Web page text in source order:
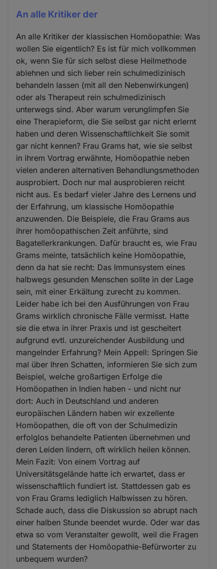
An alle Kritiker der
An alle Kritiker der klassischen Homöopathie: Was
wollen Sie eigentlich? Es ist für mich vollkommen
ok, wenn Sie für sich selbst diese Heilmethode
ablehnen und sich lieber rein schulmedizinisch
behandeln lassen (mit all den Nebenwirkungen)
oder als Therapeut rein schulmedizinisch
unterwegs sind. Aber warum verunglimpfen Sie
eine Therapieform, die Sie selbst gar nicht erlernt
haben und deren Wissenschaftlichkeit Sie somit
gar nicht kennen? Frau Grams hat, wie sie selbst
in ihrem Vortrag erwähnte, Homöopathie neben
vielen anderen alternativen Behandlungsmethoden
ausprobiert. Doch nur mal ausprobieren reicht
nicht aus. Es bedarf vieler Jahre des Lernens und
der Erfahrung, um klassische Homöopathie
anzuwenden. Die Beispiele, die Frau Grams aus
ihrer homöopathischen Zeit anführte, sind
Bagatellerkrankungen. Dafür braucht es, wie Frau
Grams meinte, tatsächlich keine Homöopathie,
denn da hat sie recht: Das Immunsystem eines
halbwegs gesunden Menschen sollte in der Lage
sein, mit einer Erkältung zurecht zu kommen.
Leider habe ich bei den Ausführungen von Frau
Grams wirklich chronische Fälle vermisst. Hatte
sie die etwa in ihrer Praxis und ist gescheitert
aufgrund evtl. unzureichender Ausbildung und
mangelnder Erfahrung? Mein Appell: Springen Sie
mal über Ihren Schatten, informieren Sie sich zum
Beispiel, welche großartigen Erfolge die
Homöopathen in Indien haben - und nicht nur
dort: Auch in Deutschland und anderen
europäischen Ländern haben wir exzellente
Homöopathen, die oft von der Schulmedizin
erfolglos behandelte Patienten übernehmen und
deren Leiden lindern, oft wirklich heilen können.
Mein Fazit: Von einem Vortrag auf
Universitätsgelände hatte ich erwartet, dass er
wissenschaftlich fundiert ist. Stattdessen gab es
von Frau Grams lediglich Halbwissen zu hören.
Schade auch, dass die Diskussion so abrupt nach
einer halben Stunde beendet wurde. Oder war das
etwa so vom Veranstalter gewollt, weil die Fragen
und Statements der Homöopathie-Befürworter zu
unbequem wurden?